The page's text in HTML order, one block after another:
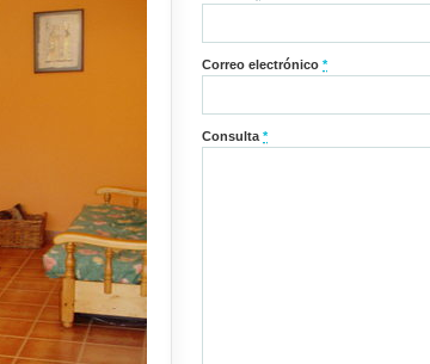
Correo electrónico*
Consulta*